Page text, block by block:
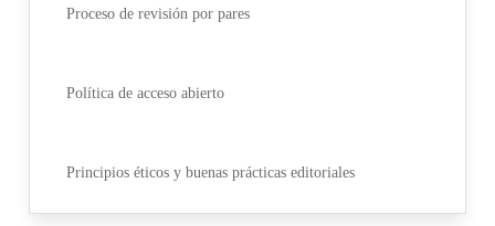
Proceso de revisión por pares
Política de acceso abierto
Principios éticos y buenas prácticas editoriales